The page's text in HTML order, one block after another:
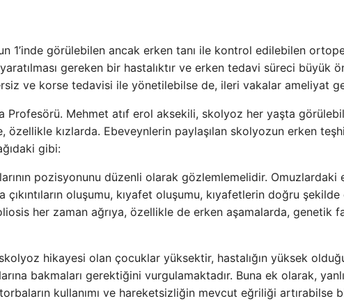
1’inde görülebilen ancak erken tanı ile kontrol edilebilen
gereken bir hastalıktır ve erken tedavi süreci büyük
ve korse tedavisi ile yönetilebilse de, ileri vakalar ameliyat
Profesörü. Mehmet atıf erol aksekili, skolyoz her yaşta
özellikle kızlarda. Ebeveynlerin paylaşılan skolyozun erken
gibi:
pozisyonunu düzenli olarak gözlemlemelidir.
oluşumu, kıyafet oluşumu, kıyafetlerin doğru şekilde
her zaman ağrıya, özellikle de erken aşamalarda,
hikayesi olan çocuklar yüksektir, hastalığın yüksek
bakmaları gerektiğini vurgulamaktadır. Buna ek olarak,
torbaların kullanımı ve hareketsizliğin mevcut eğriliği artırabilse